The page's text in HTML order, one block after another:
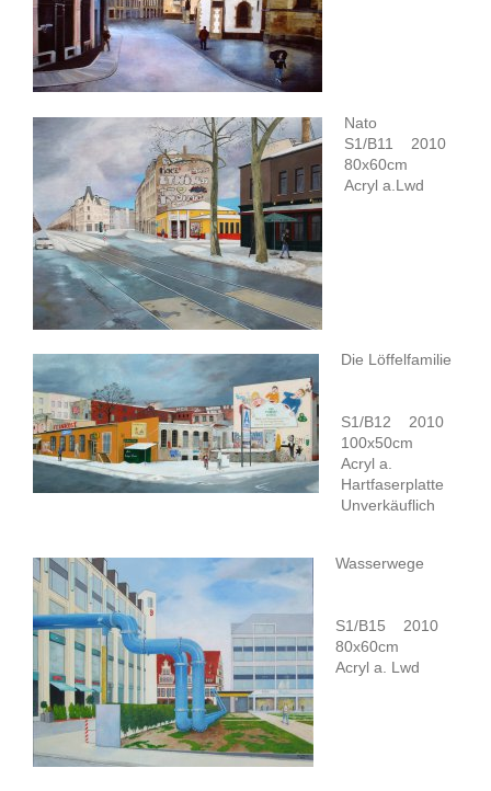
Nato
S1/B11 2010
80x60cm
Acryl a.Lwd
Die Löffelfamilie
S1/B12 2010
100x50cm
Acryl a.
Hartfaserplatte
Unverkäuflich
Wasserwege
S1/B15 2010
80x60cm
Acryl a. Lwd